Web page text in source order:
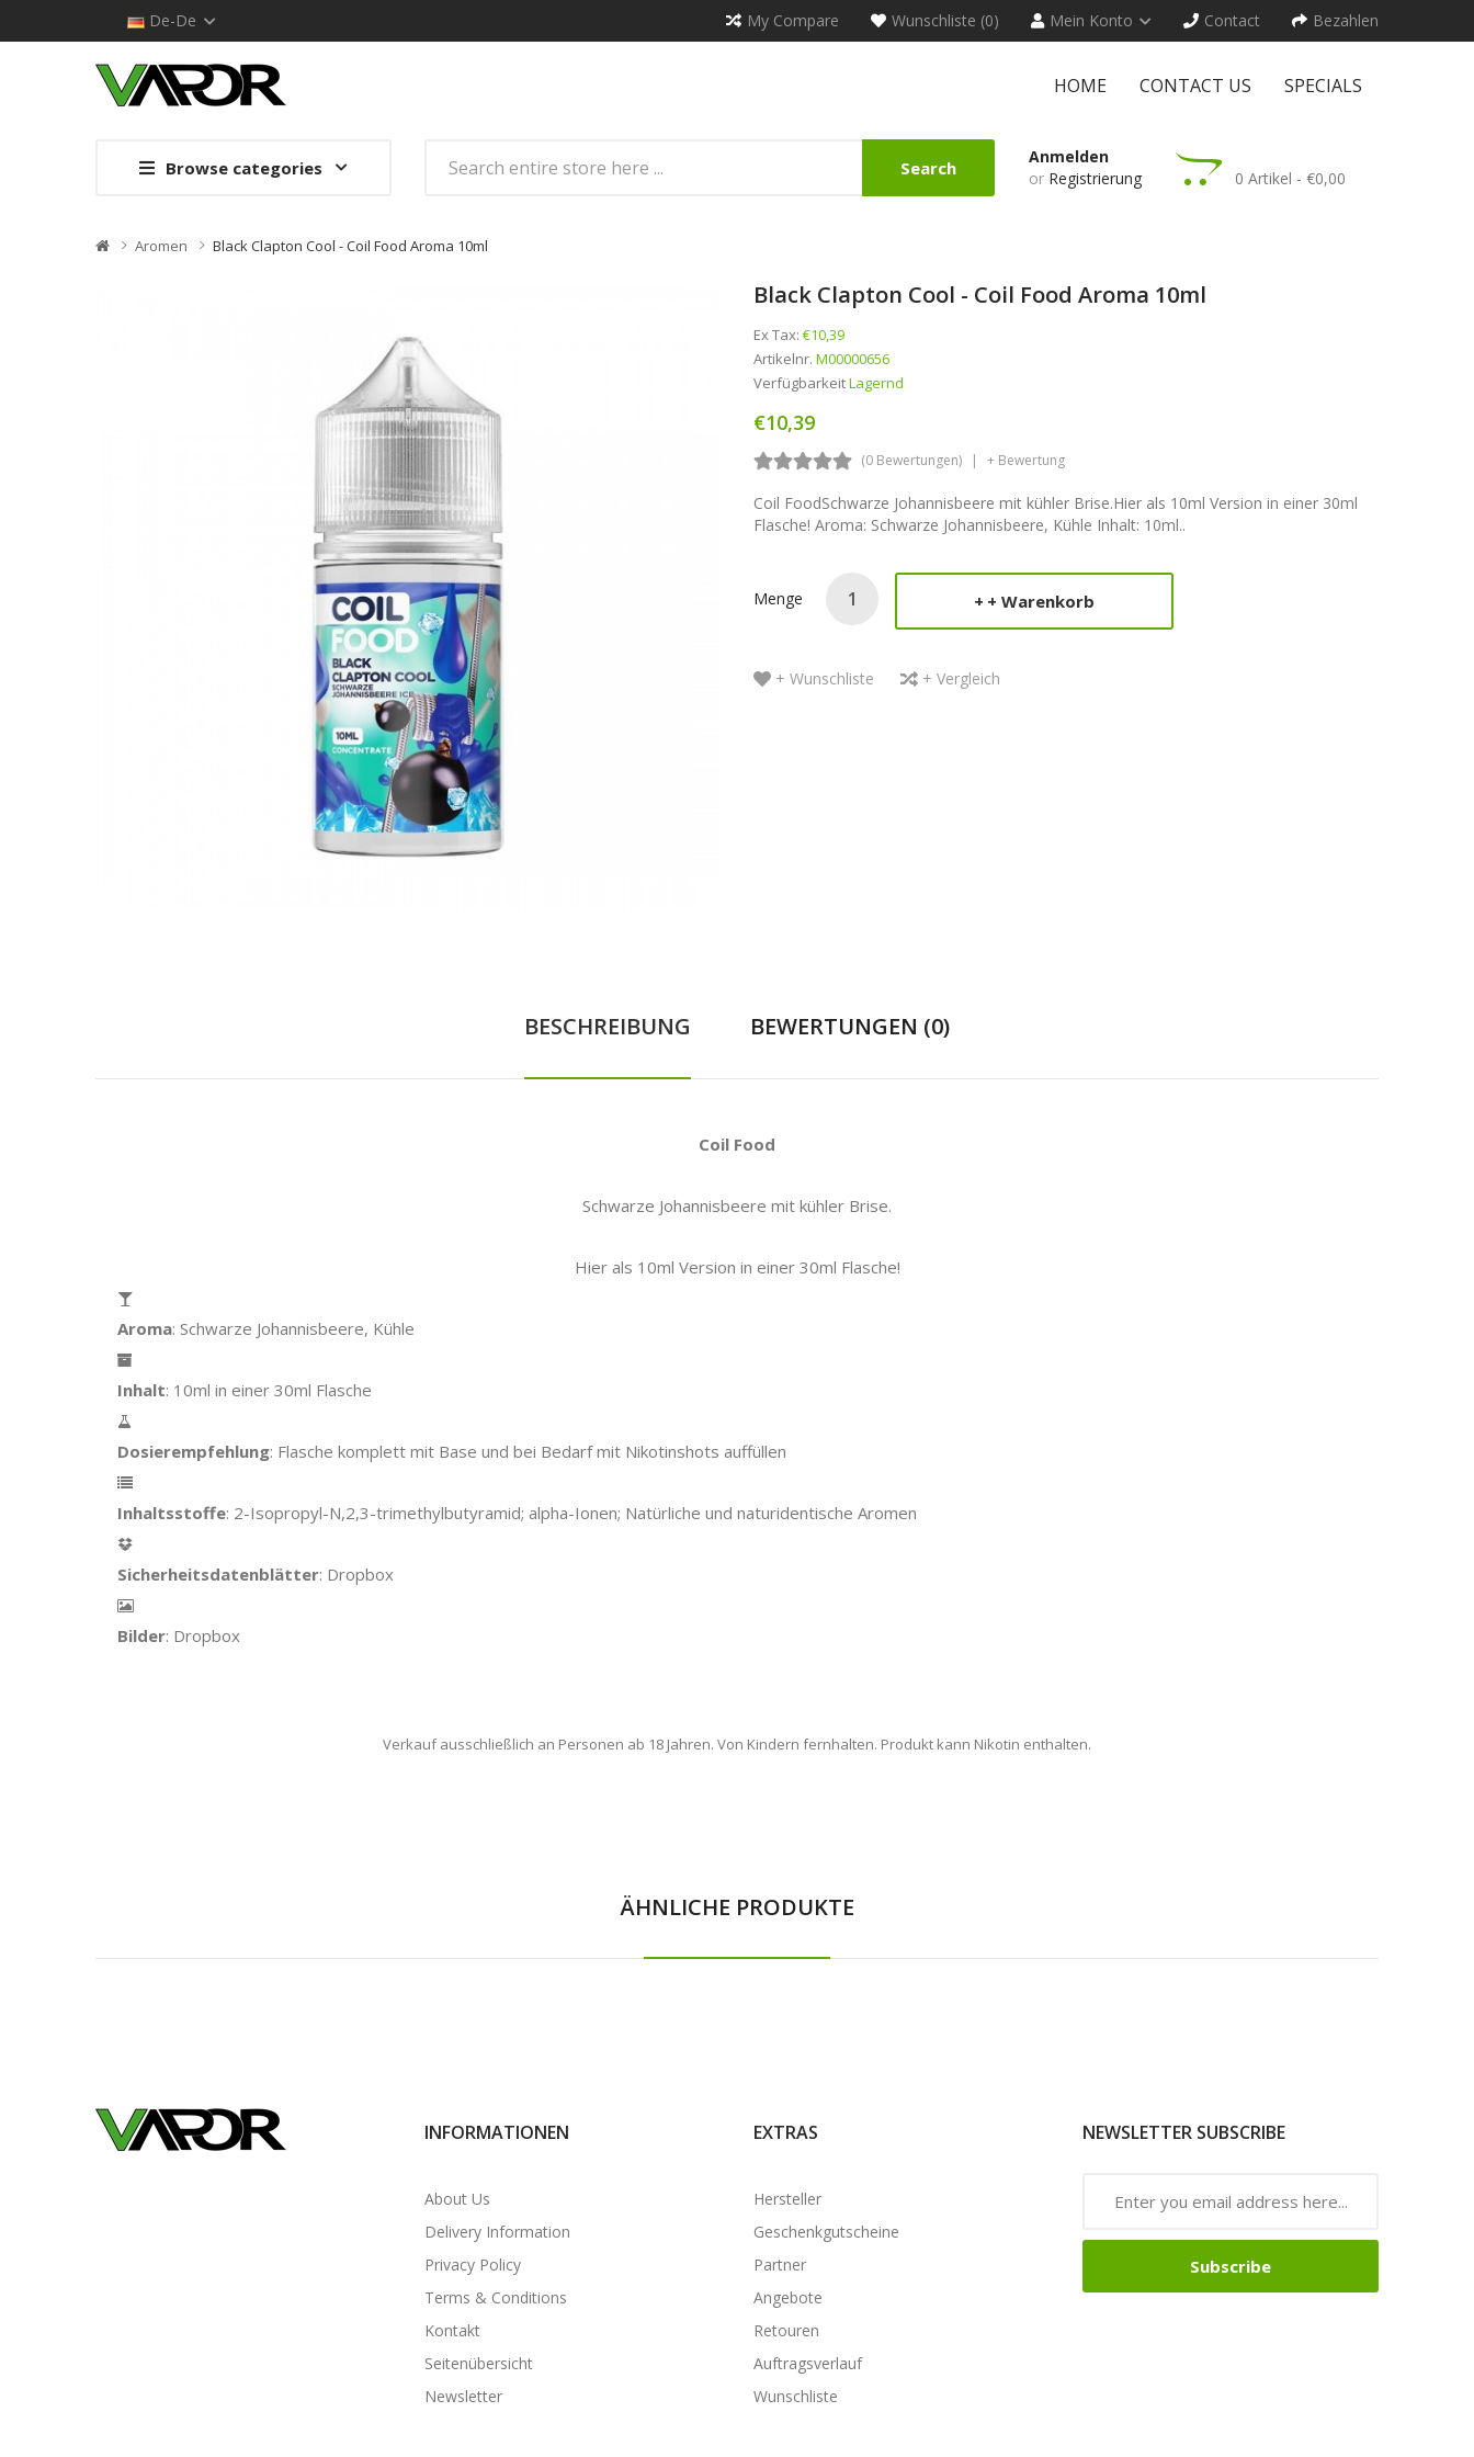
De-De My Compare Wunschliste (0) Mein Konto Contact Bezahlen
HOME CONTACT US SPECIALS
Browse categories Search
Anmelden
or Registrierung 0 Artikel - €0,00
Aromen Black Clapton Cool - Coil Food Aroma 10ml
Black Clapton Cool - Coil Food Aroma 10ml
Ex Tax: €10,39
Artikelnr. M00000656
VerfügbarkeitLagernd
€10,39
(0 Bewertungen) + Bewertung
Coil FoodSchwarze Johannisbeere mit kühler Brise.Hier als 10ml Version in einer 30ml
Flasche! Aroma: Schwarze Johannisbeere, Kühle Inhalt: 10ml..
Menge + Warenkorb
+ Wunschliste + Vergleich
BESCHREIBUNG BEWERTUNGEN (0)
Coil Food
Schwarze Johannisbeere mit kühler Brise.
Hier als 10ml Version in einer 30ml Flasche!
Aroma: Schwarze Johannisbeere, Kühle
Inhalt: 10ml in einer 30ml Flasche
Dosierempfehlung: Flasche komplett mit Base und bei Bedarf mit Nikotinshots auffüllen
Inhaltsstoffe: 2-Isopropyl-N,2,3-trimethylbutyramid; alpha-Ionen; Natürliche und naturidentische Aromen
Sicherheitsdatenblätter: Dropbox
Bilder: Dropbox
Verkauf ausschließlich an Personen ab 18 Jahren. Von Kindern fernhalten. Produkt kann Nikotin enthalten.
ÄHNLICHE PRODUKTE
INFORMATIONEN
About Us
Delivery Information
Privacy Policy
Terms & Conditions
Kontakt
Seitenübersicht
Newsletter
EXTRAS
Hersteller
Geschenkgutscheine
Partner
Angebote
Retouren
Auftragsverlauf
Wunschliste
NEWSLETTER SUBSCRIBE
Subscribe